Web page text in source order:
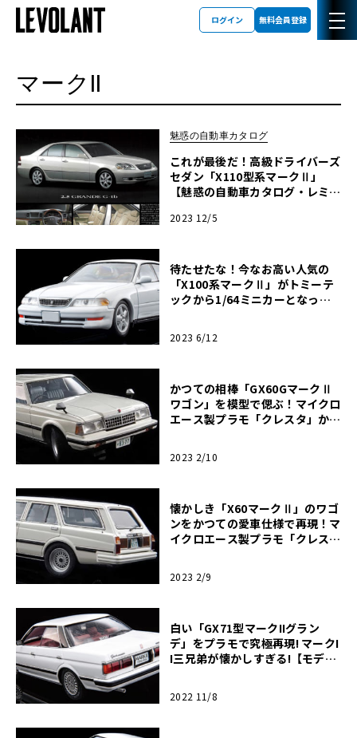
ログイン 無料会員登録
マークII
魅惑の自動車カタログ
これが最後だ！高級ドライバーズ
セダン「X110型系マークⅡ」
【魅惑の自動車カタログ・レミニ
2023 12/5
待たせたな！今なお高い人気の
「X100系マークⅡ」がトミーテ
ックから1/64ミニカーとなって
2023 6/12
かつての相棒「GX60GマークⅡ
ワゴン」を模型で偲ぶ！マイクロ
エース製プラモ「クレスタ」から
2023 2/10
懐かしき「X60マークⅡ」のワゴ
ンをかつての愛車仕様で再現！マ
イクロエース製プラモ「クレス
2023 2/9
白い「GX71型マークIIグラン
デ」をプラモで究極再現! マークI
I三兄弟が懐かしすぎる!【モデル
2022 11/8